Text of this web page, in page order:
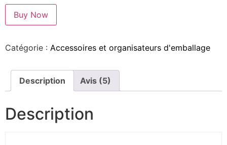
Buy Now
Catégorie : Accessoires et organisateurs d'emballage
Description Avis (5)
Description